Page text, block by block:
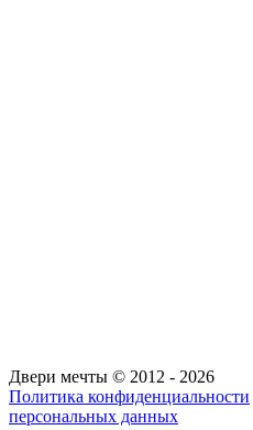
Двери мечты © 2012 - 2026
Политика конфиденциальности
персональных данных